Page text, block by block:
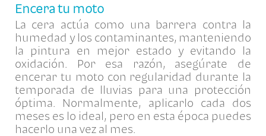
Encera tu moto
La cera actúa como una barrera contra la
humedad y los contaminantes, manteniendo
la pintura en mejor estado y evitando la
oxidación. Por esa razón, asegúrate de
encerar tu moto con regularidad durante la
temporada de lluvias para una protección
óptima. Normalmente, aplicarlo cada dos
meses es lo ideal, pero en esta época puedes
hacerlo una vez al mes.